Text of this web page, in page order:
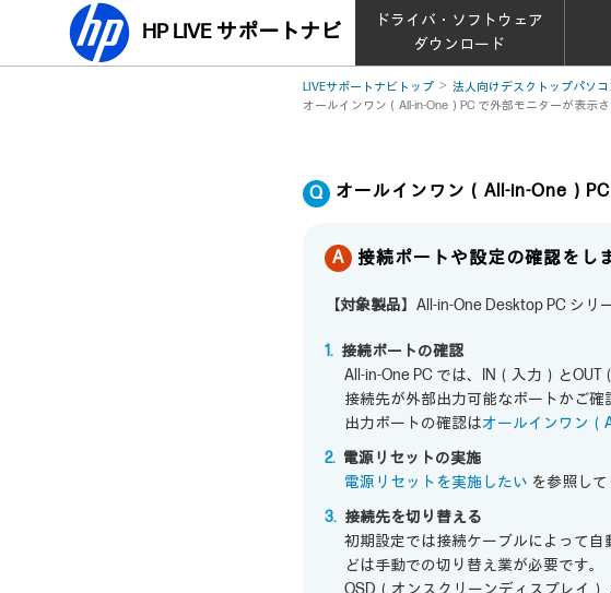
HP LIVE サポートナビ
ドライバ・ソフトウェア
ダウンロード
LIVEサポートナビトップ 法人向けデスクトップパソコ
オールインワン（All-in-One）PC で外部モニターが表示
オールインワン（All-in-One）
接続ポートや設定の確認をし
【対象製品】 All-in-One Desktop PC シリ
接続ポートの確認
All-in-One PC では、IN（入力）とOUT
接続先が外部出力可能なポートかご確
出力ポートの確認はオールインワン（
電源リセットの実施
電源リセットを実施したい を参照して
接続先を切り替える
初期設定では接続ケーブルによって
どは手動での切り替え業が必要です。
OSD（オンスクリーンディスプレイ